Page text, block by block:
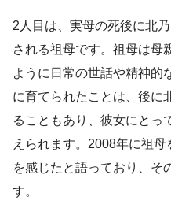
2人目は、実母の死後に北
される祖母です。祖母は母
ように日常の世話や精神的
に育てられたことは、後に
ることもあり、彼女にとっ
えられます。2008年に祖
を感じたと語っており、そ
す。